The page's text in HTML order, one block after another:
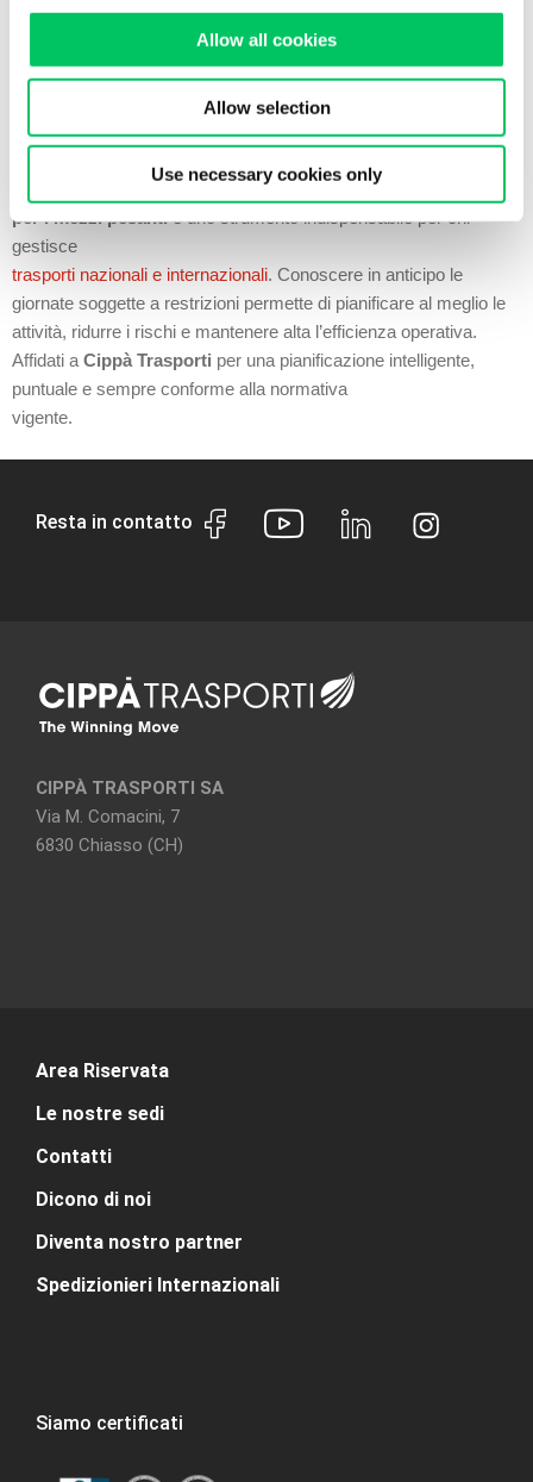
Allow all cookies
Allow selection
Use necessary cookies only
soluzioni alternative
, grazie alla sua organizzazione flessibile e alla
profonda conoscenza normativa, supporta le aziende nella
calendario dei divieti di circolazione
per i mezzi pesantiè uno strumento indispensabile per chi
gestisce
trasporti nazionali e internazionali. Conoscere in anticipo le
giornate soggette a restrizioni permette di pianificare al meglio le
attività, ridurre i rischi e mantenere alta l’efficienza operativa.
Affidati a Cippà Trasporti per una pianificazione intelligente,
puntuale e sempre conforme alla normativa
vigente.
Resta in contatto
CIPPÀ TRASPORTI SA
Via M. Comacini, 7
6830 Chiasso (CH)
Area Riservata
Le nostre sedi
Contatti
Dicono di noi
Diventa nostro partner
Spedizionieri Internazionali
Siamo certificati